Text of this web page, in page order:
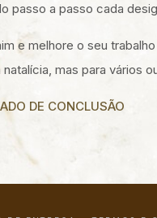
passo a passo cada
e melhore o seu
mas para vários
DE CONCLUSÃO